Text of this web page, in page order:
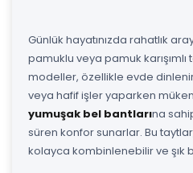
Günlük hayatınızda rahatlık
pamuklu veya pamuk
modeller, özellikle evde
veya hafif işler yaparken
yumuşak bel bantlarına
süren konfor sunarlar. Bu
kolayca kombinlenebilir ve şık